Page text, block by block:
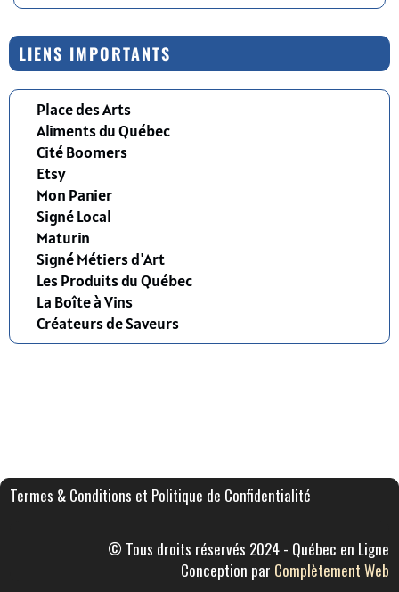
LIENS IMPORTANTS
Place des Arts
Aliments du Québec
Cité Boomers
Etsy
Mon Panier
Signé Local
Maturin
Signé Métiers d'Art
Les Produits du Québec
La Boîte à Vins
Créateurs de Saveurs
Termes & Conditions et Politique de Confidentialité
© Tous droits réservés 2024 - Québec en Ligne
Conception par Complètement Web